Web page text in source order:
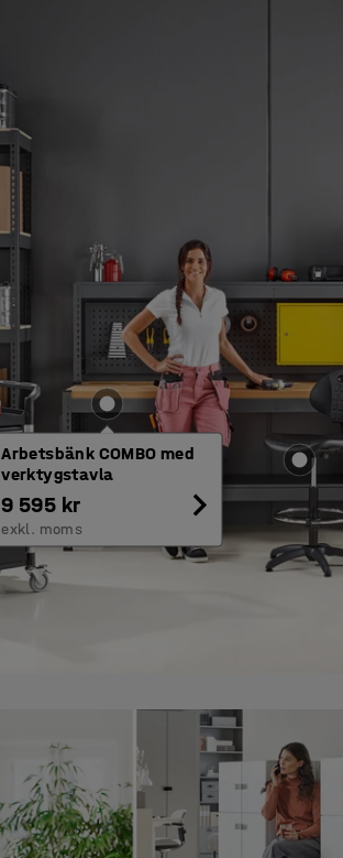
Arbetsbänk COMBO med
verktygstavla
9 595 kr
exkl. moms